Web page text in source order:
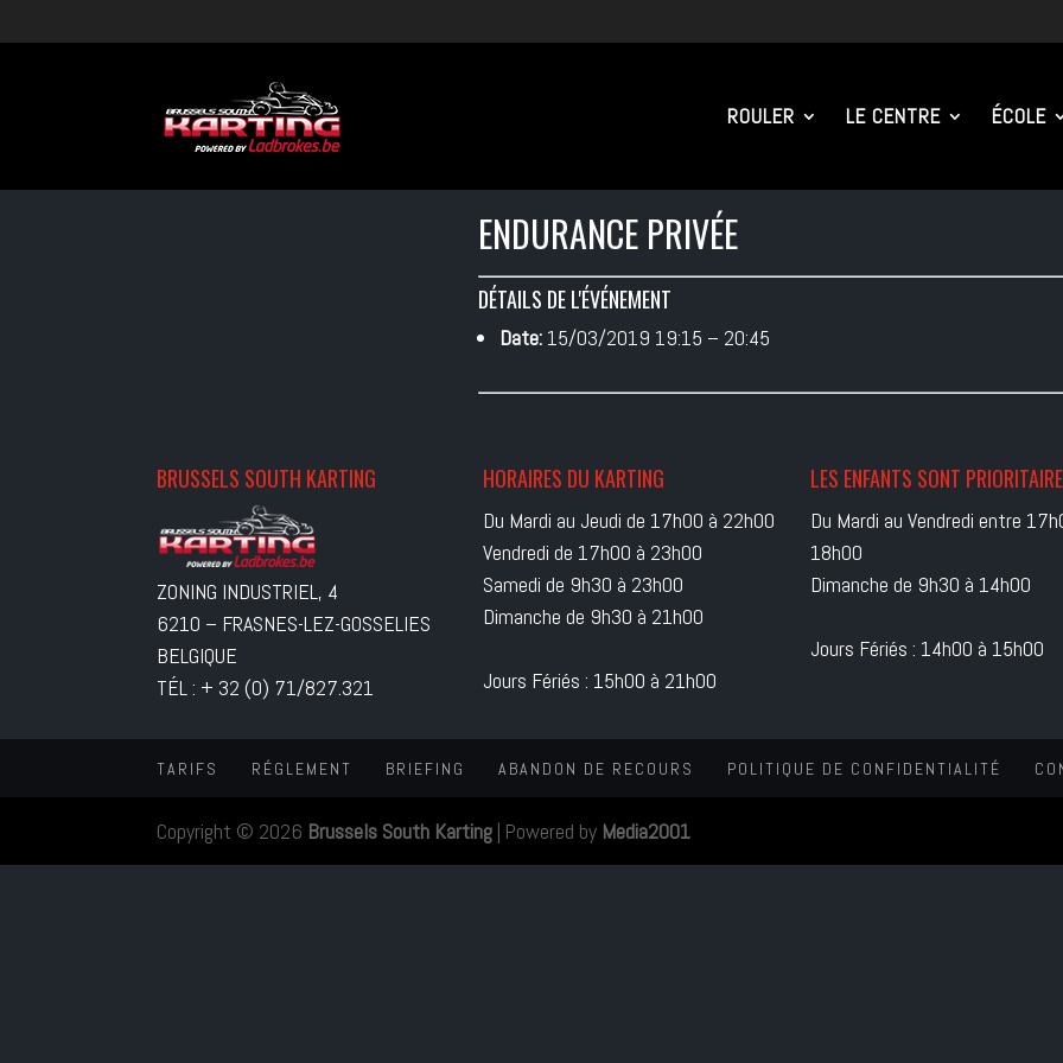
ROULER LE CENTRE ÉCOLE
ENDURANCE PRIVÉE
DÉTAILS DE L'ÉVÉNEMENT
Date: 15/03/2019 19:15 – 20:45
BRUSSELS SOUTH KARTING
ZONING INDUSTRIEL, 4
6210 – FRASNES-LEZ-GOSSELIES
BELGIQUE
TÉL : + 32 (0) 71/827.321
HORAIRES DU KARTING
Du Mardi au Jeudi de 17h00 à 22h00
Vendredi de 17h00 à 23h00
Samedi de 9h30 à 23h00
Dimanche de 9h30 à 21h00
Jours Fériés : 15h00 à 21h00
LES ENFANTS SONT
Du Mardi au Vendredi entre
18h00
Dimanche de 9h30 à 14h00
Jours Fériés : 14h00 à 15h00
TARIFS RÉGLEMENT BRIEFING ABANDON DE RECOURS POLITIQUE DE CONFIDENTIALITÉ
Copyright © 2026 Brussels South Karting | Powered by Media2001